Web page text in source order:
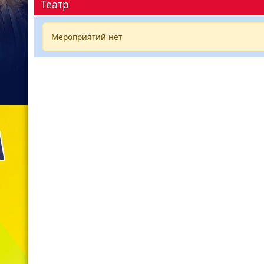
Театр
Мероприятий нет